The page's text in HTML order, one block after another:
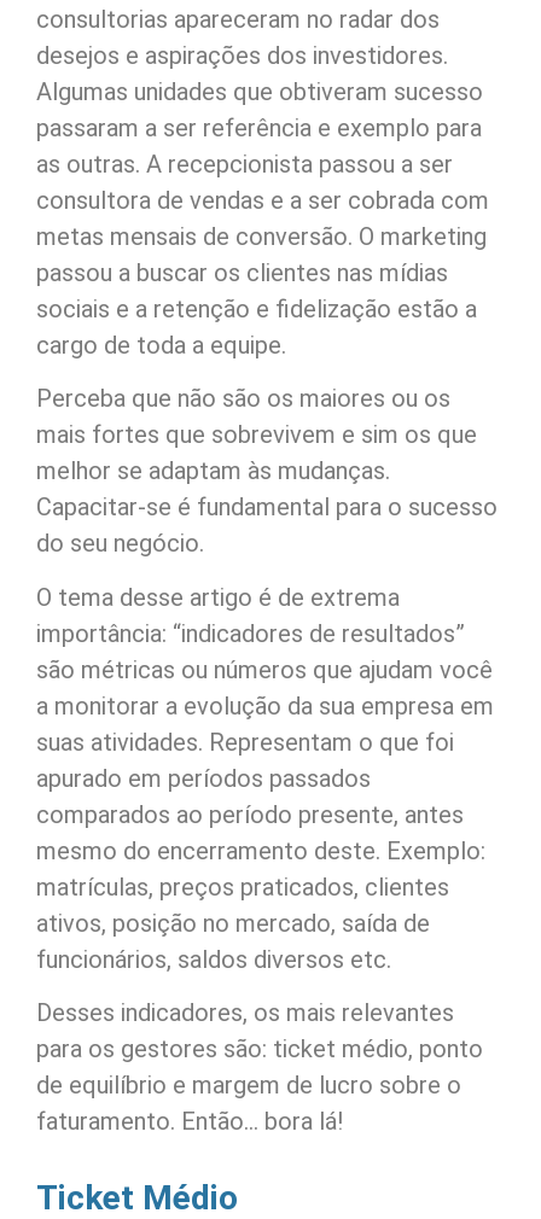
consultorias apareceram no radar dos
desejos e aspirações dos investidores.
Algumas unidades que obtiveram sucesso
passaram a ser referência e exemplo para
as outras. A recepcionista passou a ser
consultora de vendas e a ser cobrada com
metas mensais de conversão. O marketing
passou a buscar os clientes nas mídias
sociais e a retenção e fidelização estão a
cargo de toda a equipe.
Perceba que não são os maiores ou os
mais fortes que sobrevivem e sim os que
melhor se adaptam às mudanças.
Capacitar-se é fundamental para o sucesso
do seu negócio.
O tema desse artigo é de extrema
importância: “indicadores de resultados”
são métricas ou números que ajudam você
a monitorar a evolução da sua empresa em
suas atividades. Representam o que foi
apurado em períodos passados
comparados ao período presente, antes
mesmo do encerramento deste. Exemplo:
matrículas, preços praticados, clientes
ativos, posição no mercado, saída de
funcionários, saldos diversos etc.
Desses indicadores, os mais relevantes
para os gestores são: ticket médio, ponto
de equilíbrio e margem de lucro sobre o
faturamento. Então… bora lá!
Ticket Médio